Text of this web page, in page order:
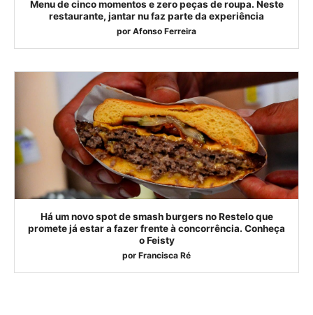
Menu de cinco momentos e zero peças de roupa. Neste
restaurante, jantar nu faz parte da experiência
por Afonso Ferreira
Há um novo spot de smash burgers no Restelo que
promete já estar a fazer frente à concorrência. Conheça
o Feisty
por Francisca Ré